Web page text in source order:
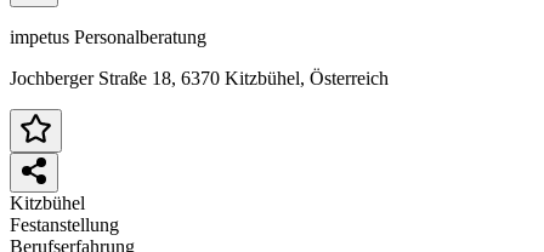
impetus Personalberatung
Jochberger Straße 18, 6370 Kitzbühel, Österreich
Kitzbühel
Festanstellung
Berufserfahrung